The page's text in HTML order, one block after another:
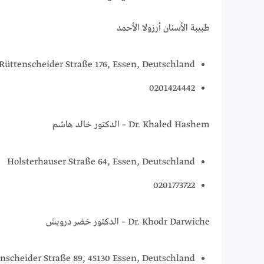
طبيبة الأسنان أرزولا الأحمد
Straße 176, Essen, Deutschland
0201424442
Dr. Khaled Hashem – الدكتور خالد هاشم
Holsterhauser Straße 64, Essen, Deutschland
0201773722
Dr. Khodr Darwiche – الدكتور خضر درويش
Straße 89, 45130 Essen, Deutschland